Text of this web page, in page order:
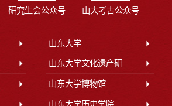
研究生会公众号 山大考古公众号
山东大学
山东大学文化遗产研究院
山东大学博物馆
山东大学历史学院